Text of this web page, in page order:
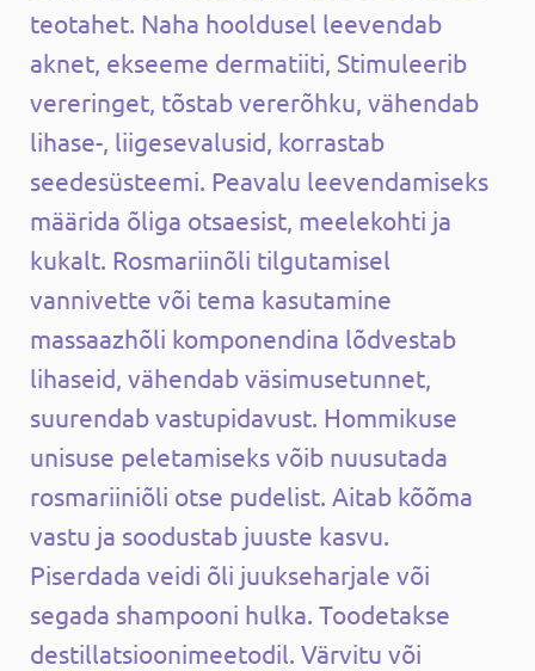
teotahet. Naha hooldusel leevendab
aknet, ekseeme dermatiiti, Stimuleerib
vereringet, tõstab vererõhku, vähendab
lihase-, liigesevalusid, korrastab
seedesüsteemi. Peavalu leevendamiseks
määrida õliga otsaesist, meelekohti ja
kukalt. Rosmariinõli tilgutamisel
vannivette või tema kasutamine
massaazhõli komponendina lõdvestab
lihaseid, vähendab väsimusetunnet,
suurendab vastupidavust. Hommikuse
unisuse peletamiseks võib nuusutada
rosmariiniõli otse pudelist. Aitab kõõma
vastu ja soodustab juuste kasvu.
Piserdada veidi õli juukseharjale või
segada shampooni hulka. Toodetakse
destillatsioonimeetodil. Värvitu või